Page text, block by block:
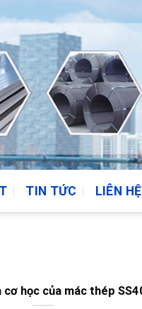
TIN TỨC LIÊN HỆ
học của mác thép